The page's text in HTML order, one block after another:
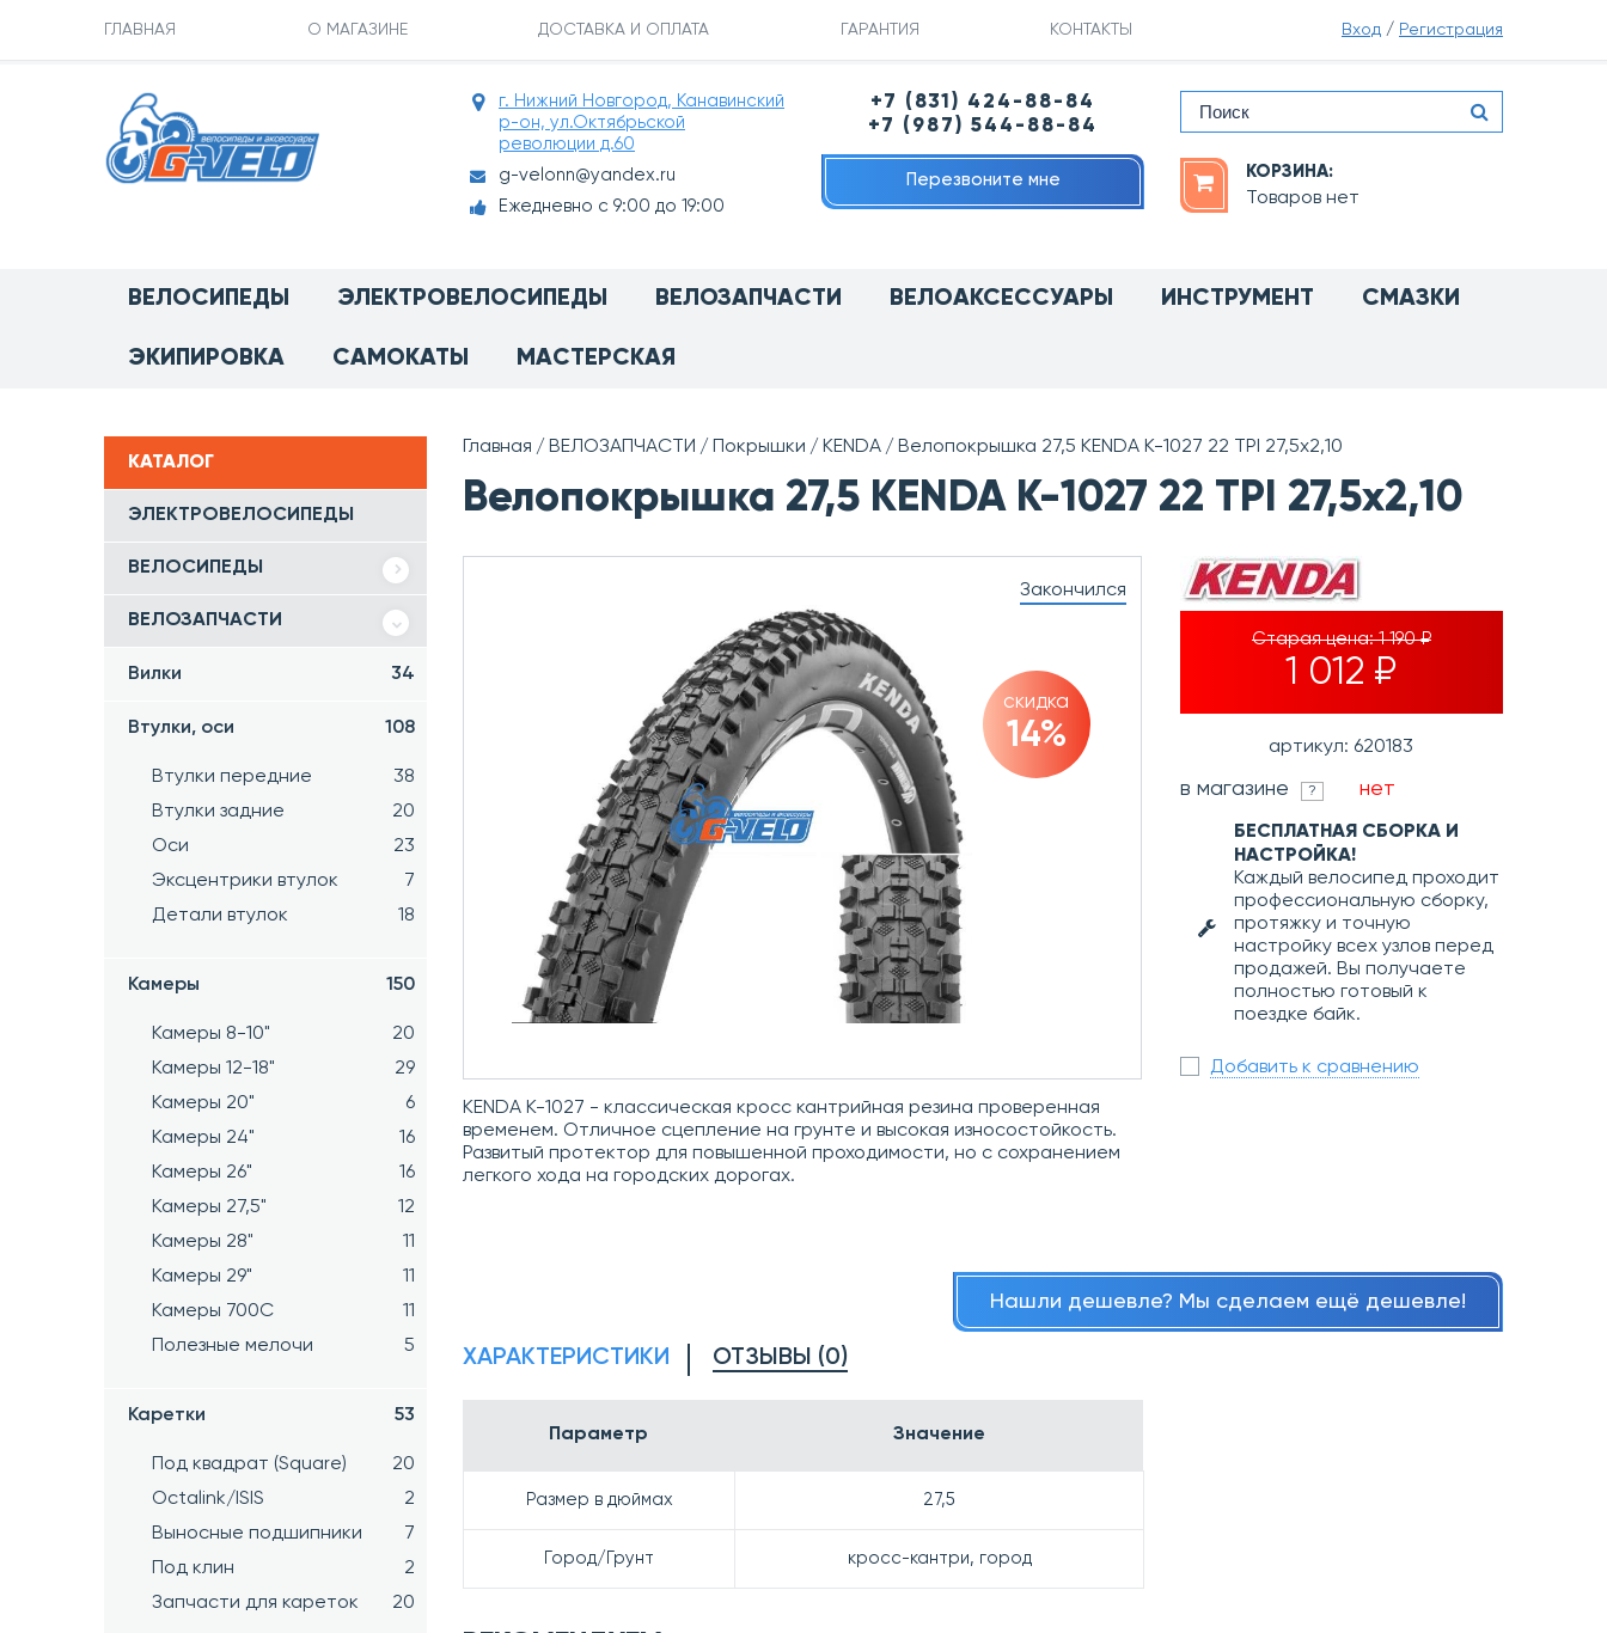
ГЛАВНАЯ О МАГАЗИНЕ ДОСТАВКА И ОПЛАТА ГАРАНТИЯ КОНТАКТЫ Вход / Регистрация
г. Нижний Новгород, Канавинский
р-он, ул.Октябрьской
революции д.60
g-velonn@yandex.ru
Ежедневно с 9:00 до 19:00
+7 (831) 424-88-84
+7 (987) 544-88-84
Перезвоните мне КОРЗИНА:
Товаров нет
ВЕЛОСИПЕДЫ ЭЛЕКТРОВЕЛОСИПЕДЫ ВЕЛОЗАПЧАСТИ ВЕЛОАКСЕССУАРЫ ИНСТРУМЕНТ СМАЗКИ
ЭКИПИРОВКА САМОКАТЫ МАСТЕРСКАЯ
КАТАЛОГ
ЭЛЕКТРОВЕЛОСИПЕДЫ
ВЕЛОСИПЕДЫ
ВЕЛОЗАПЧАСТИ
Вилки 34
Втулки, оси 108
Втулки передние
38
Втулки задние
20
Оси
23
Эксцентрики втулок
7
Детали втулок
18
Камеры 150
Камеры 8-10"
20
Камеры 12-18"
29
Камеры 20"
6
Камеры 24"
16
Камеры 26"
16
Камеры 27,5"
12
Камеры 28"
11
Камеры 29"
11
Камеры 700C
11
Полезные мелочи
5
Каретки 53
Под квадрат (Square)
20
Octalink/ISIS
2
Выносные подшипники
7
Под клин
2
Запчасти для кареток
20
Главная ВЕЛОЗАПЧАСТИ Покрышки KENDA Велопокрышка 27,5 KENDA K-1027 22 TPI 27,5х2,10
Велопокрышка 27,5 KENDA K-1027 22 TPI 27,5х2,10
Закончился
скидка
14%
KENDA K-1027 - классическая кросс кантрийная резина проверенная
временем. Отличное сцепление на грунте и высокая износостойкость.
Развитый протектор для повышенной проходимости, но с сохранением
легкого хода на городских дорогах.
Старая цена:1 190 ₽
1 012 ₽
артикул: 620183
в магазине ? нет
БЕСПЛАТНАЯ СБОРКА И
НАСТРОЙКА!
Каждый велосипед проходит
профессиональную сборку,
протяжку и точную
настройку всех узлов перед
продажей. Вы получаете
полностью готовый к
поездке байк.
Добавить к сравнению
Нашли дешевле? Мы сделаем ещё дешевле!
ХАРАКТЕРИСТИКИ ОТЗЫВЫ (0)
Параметр Значение
Размер в дюймах 27,5
Город/Грунт кросс-кантри, город